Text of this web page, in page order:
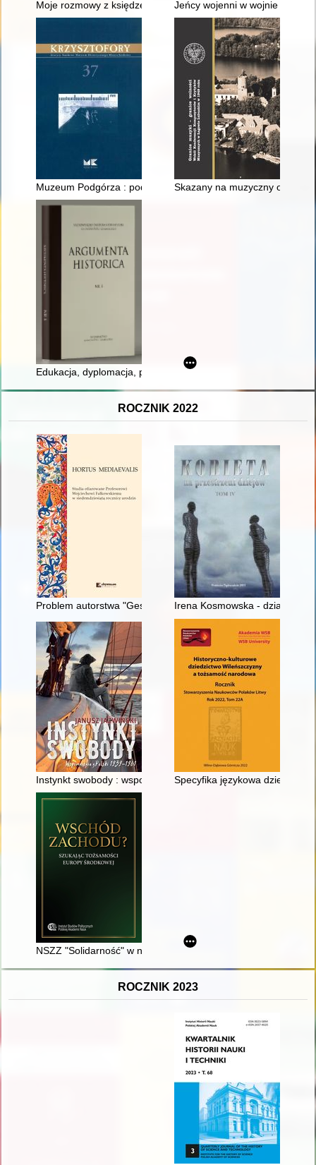
Moje rozmowy z księdzem Władysławem Rączką
Jeńcy wojenni w wojnie
Muzeum Podgórza : podsumowanie realizacji
Skazany na muzyczny
Edukacja, dyplomacja, pieniądze i wojny : podróże Karola IV
ROCZNIK 2022
Problem autorstwa "Gesta Francorum et aliorum
Irena Kosmowska - działaczka
Instynkt swobody : wspomnienia z Polski 1939-1961
Specyfika językowa
NSZZ "Solidarność" w narracjach profesjonalistów i
ROCZNIK 2023